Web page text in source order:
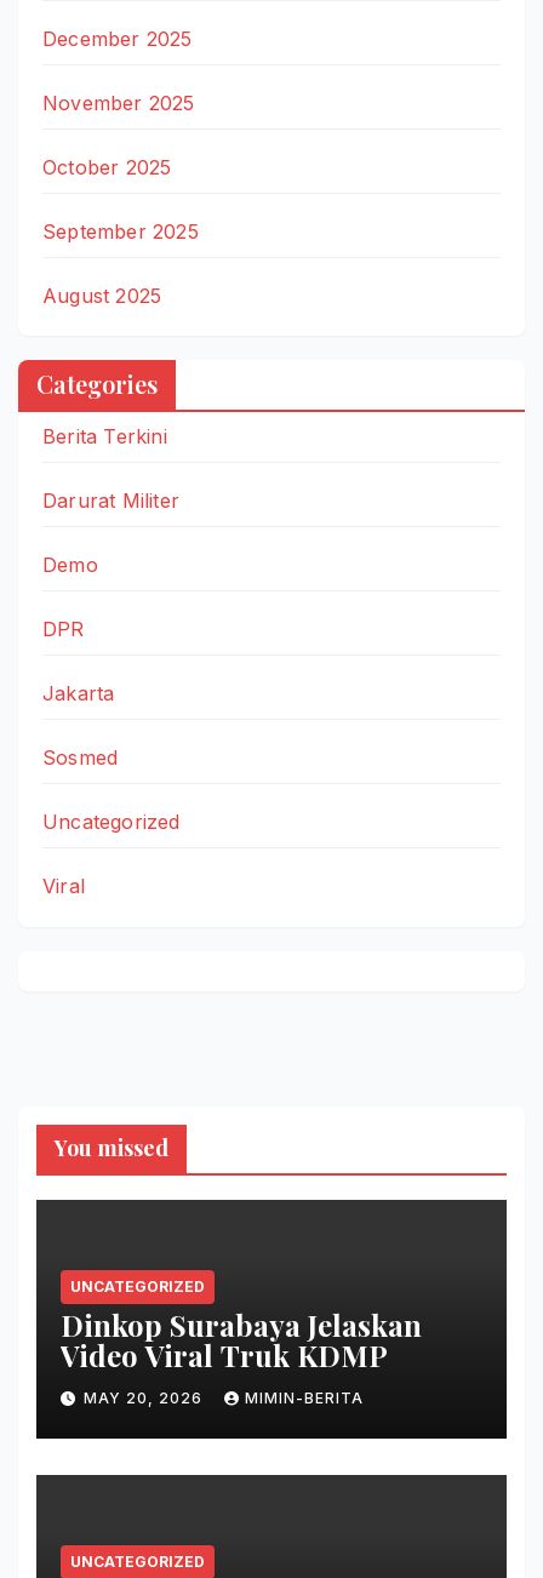
December 2025
November 2025
October 2025
September 2025
August 2025
Categories
Berita Terkini
Darurat Militer
Demo
DPR
Jakarta
Sosmed
Uncategorized
Viral
You missed
UNCATEGORIZED
Dinkop Surabaya Jelaskan
Video Viral Truk KDMP
MAY 20, 2026 MIMIN-BERITA
UNCATEGORIZED